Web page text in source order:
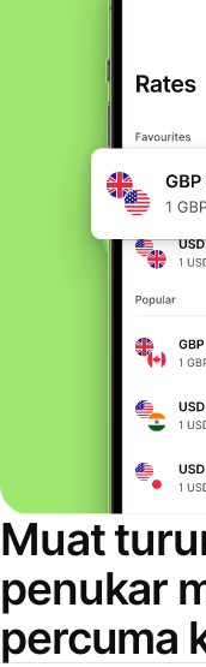
Muat
penukar
percuma